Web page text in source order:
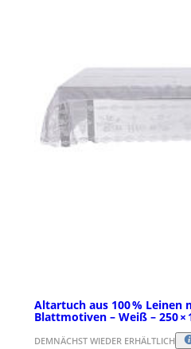
Altartuch aus 100 % Leinen
Blattmotiven – Weiß – 250 ×
DEMNÄCHST WIEDER ERHÄLTLICH